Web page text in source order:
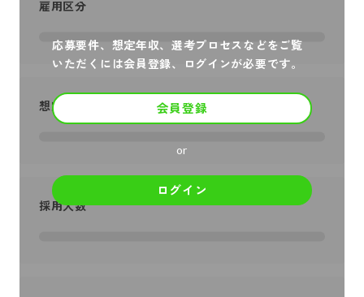
応募要件、想定年収、選考プロセスなどをご覧
いただくには会員登録、ログインが必要です。
会員登録
or
ログイン
雇用区分
想定年収
採用人数